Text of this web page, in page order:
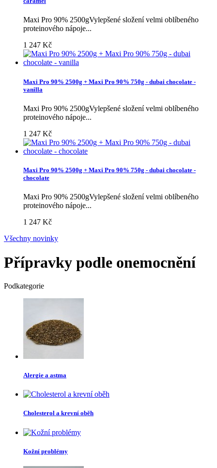
Maxi Pro 90% 2500gVylepšené složení velmi oblíbeného
proteinového nápoje...
1 247 Kč
Maxi Pro 90% 2500g + Maxi Pro 90% 750g - dubai chocolate -
vanilla
Maxi Pro 90% 2500gVylepšené složení velmi oblíbeného
proteinového nápoje...
1 247 Kč
Maxi Pro 90% 2500g + Maxi Pro 90% 750g - dubai chocolate -
chocolate
Maxi Pro 90% 2500gVylepšené složení velmi oblíbeného
proteinového nápoje...
1 247 Kč
Všechny novinky
Přípravky podle onemocnění
Podkategorie
Alergie a astma
Cholesterol a krevní oběh
Kožní problémy